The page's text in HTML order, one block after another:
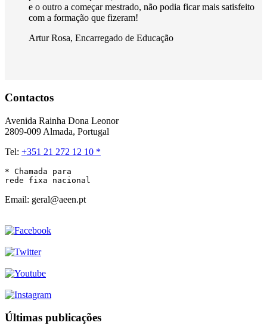
e o outro a começar mestrado, não podia ficar mais satisfeito
com a formação que fizeram!
Artur Rosa, Encarregado de Educação
Contactos
Avenida Rainha Dona Leonor
2809-009 Almada, Portugal
Tel: +351 21 272 12 10 *
* Chamada para
rede fixa nacional
Email: geral@aeen.pt
Últimas publicações